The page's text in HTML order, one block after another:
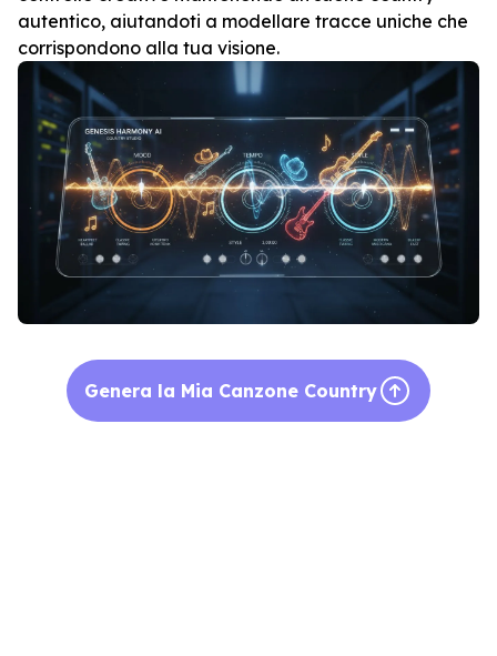
autentico, aiutandoti a modellare tracce uniche che
corrispondono alla tua visione.
Genera la Mia Canzone Country